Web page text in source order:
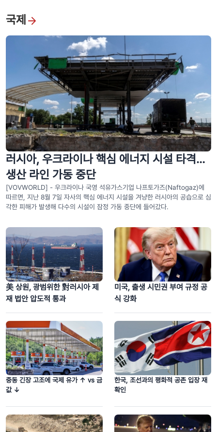
국제
러시아, 우크라이나 핵심 에너지 시설 타격…
생산 라인 가동 중단
[VOVWORLD] - 우크라이나 국영 석유가스기업 나프토가즈(Naftogaz)에
따르면, 지난 8월 7일 자사의 핵심 에너지 시설을 겨냥한 러시아의 공습으로 심
각한 피해가 발생해 다수의 시설이 잠정 가동 중단에 들어갔다.
美 상원, 광범위한 對러시아 제
재 법안 압도적 통과
중동 긴장 고조에 국제 유가 ↑ vs 금
값 ↓
미국, 출생 시민권 부여 규정 공
식 강화
한국, 조선과의 평화적 공존 입장 재
확인